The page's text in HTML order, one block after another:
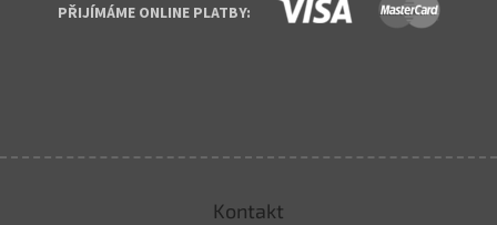
PŘIJÍMÁME ONLINE PLATBY:
Kontakt